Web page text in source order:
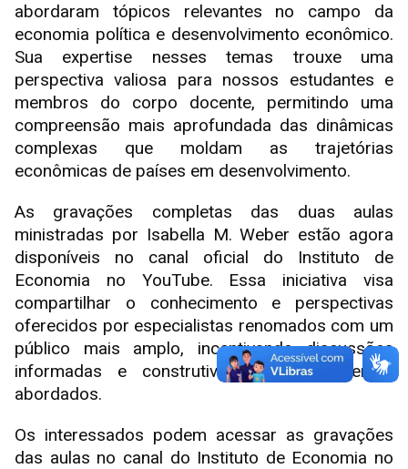
abordaram tópicos relevantes no campo da
economia política e desenvolvimento econômico.
Sua expertise nesses temas trouxe uma
perspectiva valiosa para nossos estudantes e
membros do corpo docente, permitindo uma
compreensão mais aprofundada das dinâmicas
complexas que moldam as trajetórias
econômicas de países em desenvolvimento.
As gravações completas das duas aulas
ministradas por Isabella M. Weber estão agora
disponíveis no canal oficial do Instituto de
Economia no YouTube. Essa iniciativa visa
compartilhar o conhecimento e perspectivas
oferecidos por especialistas renomados com um
público mais amplo, incentivando discussões
informadas e construtivas sobre os temas
abordados.
Os interessados podem acessar as gravações
das aulas no canal do Instituto de Economia no